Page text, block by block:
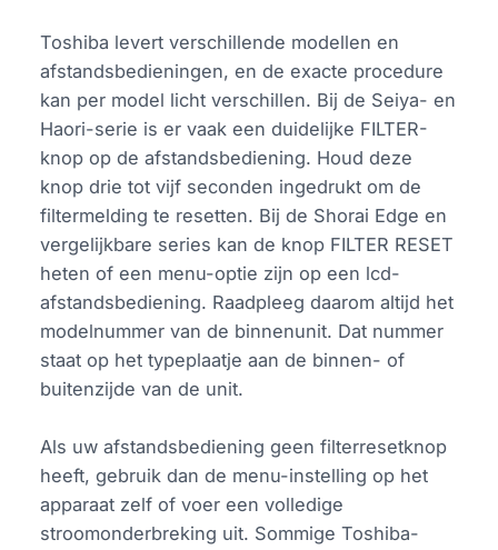
Toshiba levert verschillende modellen en
afstandsbedieningen, en de exacte procedure
kan per model licht verschillen. Bij de Seiya- en
Haori-serie is er vaak een duidelijke FILTER-
knop op de afstandsbediening. Houd deze
knop drie tot vijf seconden ingedrukt om de
filtermelding te resetten. Bij de Shorai Edge en
vergelijkbare series kan de knop FILTER RESET
heten of een menu-optie zijn op een lcd-
afstandsbediening. Raadpleeg daarom altijd het
modelnummer van de binnenunit. Dat nummer
staat op het typeplaatje aan de binnen- of
buitenzijde van de unit.
Als uw afstandsbediening geen filterresetknop
heeft, gebruik dan de menu-instelling op het
apparaat zelf of voer een volledige
stroomonderbreking uit. Sommige Toshiba-